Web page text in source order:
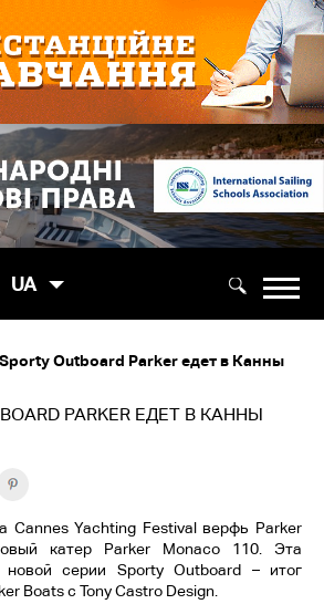
UA
Sporty Outboard Parker едет в Канны
PARKER ЕДЕТ В КАННЫ
Cannes Yachting Festival верфь Parker
катер Parker Monaco 110. Эта
серии Sporty Outboard – итог
Boats с Tony Castro Design.